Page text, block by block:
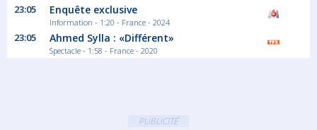
23:05 Enquête exclusive
Information - 1:20 - France - 2024
23:05 Ahmed Sylla : «Différent»
Spectacle - 1:58 - France - 2020
PUBLICITÉ